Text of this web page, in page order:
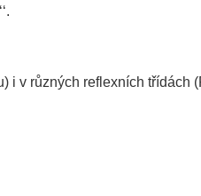
i v různých reflexních třídách